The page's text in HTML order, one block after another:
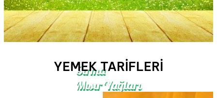
Sırma
Mısır Yağları
YEMEK TARIFLERI